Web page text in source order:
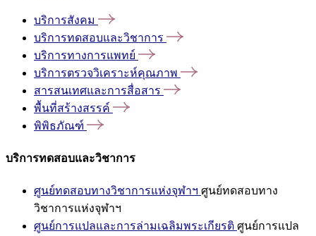
บริการสังคม
บริการทดสอบและวิชาการ
บริการทางการแพทย์
บริการตรวจวิเคราะห์คุณภาพ
สารสนเทศและการสื่อสาร
พื้นที่สร้างสรรค์
พิพิธภัณฑ์
บริการทดสอบและวิชาการ
ศูนย์ทดสอบทางวิชาการแห่งจุฬาฯ ศูนย์ทดสอบทาง
วิชาการแห่งจุฬาฯ
ศูนย์การแปลและการล่ามเฉลิมพระเกียรติ ศูนย์การแปล